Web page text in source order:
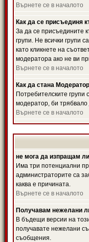
Върнете се в началото
Как да се присъединя
За да се присъедините
групи. Не всички групи са
като кликнете на
модератора ако не ви
Върнете се в началото
Как да стана
Потребителските групи
модератор, би
Върнете се в началото
не мога да изпращам
Има три потенциални
администраторите са
каква е причината.
Върнете се в началото
Получавам нежелани
В бъдещи версии на
получавате нежелани
съобщения.